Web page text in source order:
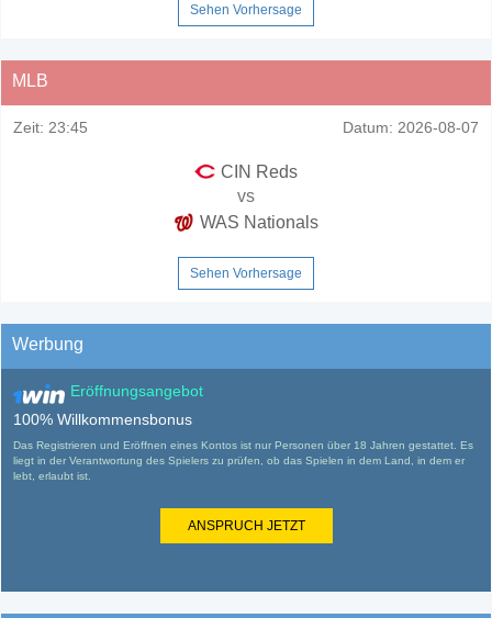
Sehen Vorhersage
MLB
Zeit: 23:45 Datum: 2026-08-07
CIN Reds
vs
WAS Nationals
Sehen Vorhersage
Werbung
Eröffnungsangebot
100% Willkommensbonus
Das Registrieren und Eröffnen eines Kontos ist nur Personen über 18 Jahren gestattet. Es
liegt in der Verantwortung des Spielers zu prüfen, ob das Spielen in dem Land, in dem er
lebt, erlaubt ist.
ANSPRUCH JETZT